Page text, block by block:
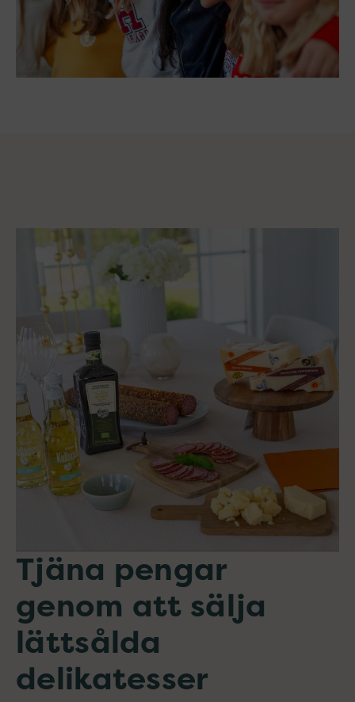
Tjäna pengar
genom att sälja
lättsålda
delikatesser